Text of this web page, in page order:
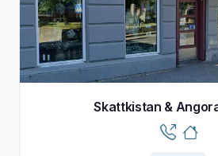
Skattkistan &